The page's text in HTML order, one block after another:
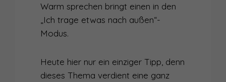
Warm sprechen bringt einen in den
„Ich trage etwas nach außen“-
Modus.
Heute hier nur ein einziger Tipp, denn
dieses Thema verdient eine ganz